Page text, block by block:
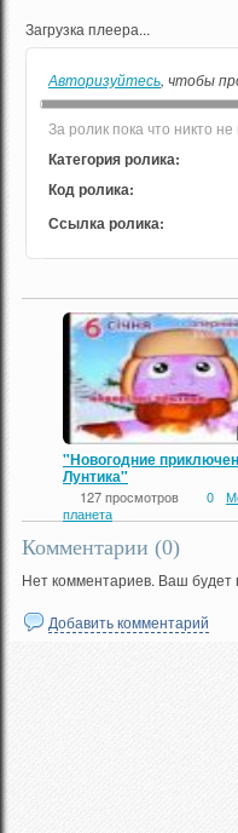
Загрузка плеера...
Авторизуйтесь, чтобы
За ролик пока что никто не
Категория ролика:
Код ролика:
Ссылка ролика:
"Новогодние
Лунтика"
127 просмотров 0
планета
Комментарии (0)
Нет комментариев. Ваш будет
Добавить комментарий